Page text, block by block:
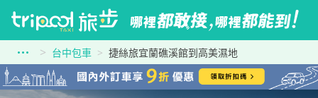
台中包車 捷絲旅宜蘭礁溪館到高美濕地